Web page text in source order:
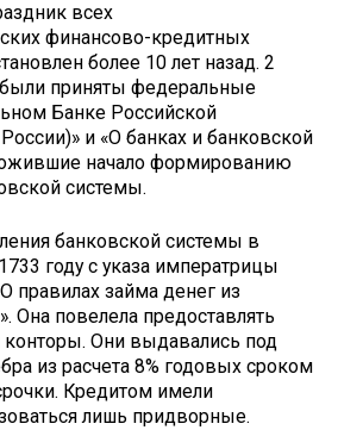
всех
финансово-кредитных
более 10 лет назад. 2
приняты федеральные
Банке Российской
и «О банках и банковской
начало формированию
системы.
банковской системы в
году с указа императрицы
займа денег из
Она повелела предоставлять
Они выдавались под
из расчета 8% годовых сроком
Кредитом имели
лишь придворные.